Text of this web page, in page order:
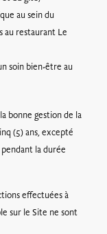
au sein du
au restaurant Le
soin bien-être au
bonne gestion de la
(5) ans, excepté
la durée
effectuées à
sur le Site ne sont